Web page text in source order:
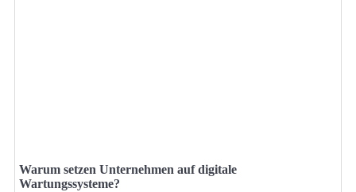
Warum setzen Unternehmen auf digitale
Wartungssysteme?